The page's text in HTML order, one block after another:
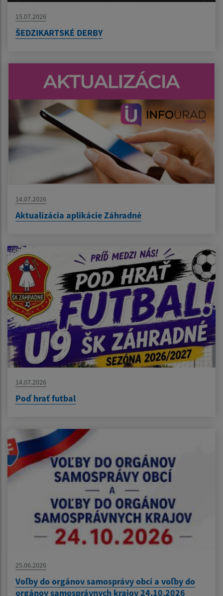
15.07.2026
ŠEDZIKARTSKÉ DERBY
14.07.2026
Aktualizácia aplikácie Záhradné
14.07.2026
Poď hrať futbal
25.06.2026
Voľby do orgánov samosprávy obcí a voľby do
orgánov samosprávnych krajov 24.10.2026